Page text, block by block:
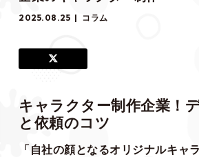
2025.08.25 コラム
キャラクター制作企業！
と依頼のコツ
「自社の顔となるオリジナルキャ